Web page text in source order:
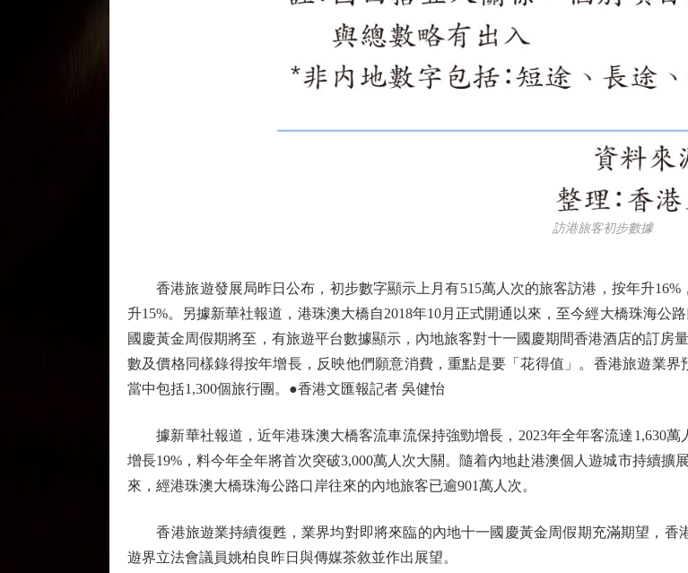
訪港旅客初步數據
香港旅遊發展局昨日公布，初步數字顯示上月有515萬人次的旅客訪港，按年升16%
升15%。另據新華社報道，港珠澳大橋自2018年10月正式開通以來，至今經大橋珠海公
國慶黃金周假期將至，有旅遊平台數據顯示，內地旅客對十一國慶期間香港酒店的訂房
數及價格同樣錄得按年增長，反映他們願意消費，重點是要「花得值」。香港旅遊業界
當中包括1,300個旅行團。●香港文匯報記者 吳健怡
據新華社報道，近年港珠澳大橋客流車流保持強勁增長，2023年全年客流達1,630萬
增長19%，料今年全年將首次突破3,000萬人次大關。隨着內地赴港澳個人遊城市持續
來，經港珠澳大橋珠海公路口岸往來的內地旅客已逾901萬人次。
香港旅遊業持續復甦，業界均對即將來臨的內地十一國慶黃金周假期充滿期望，香
遊界立法會議員姚柏良昨日與傳媒茶敘並作出展望。